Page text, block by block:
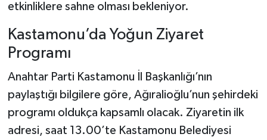
etkinliklere sahne olması bekleniyor.
Kastamonu’da Yoğun Ziyaret
Programı
Anahtar Parti Kastamonu İl Başkanlığı’nın
paylaştığı bilgilere göre, Ağıralioğlu’nun şehirdeki
programı oldukça kapsamlı olacak. Ziyaretin ilk
adresi, saat 13.00’te Kastamonu Belediyesi
Taşköprü Haberleri
Tosya Haberleri
Karadeniz Haberleri